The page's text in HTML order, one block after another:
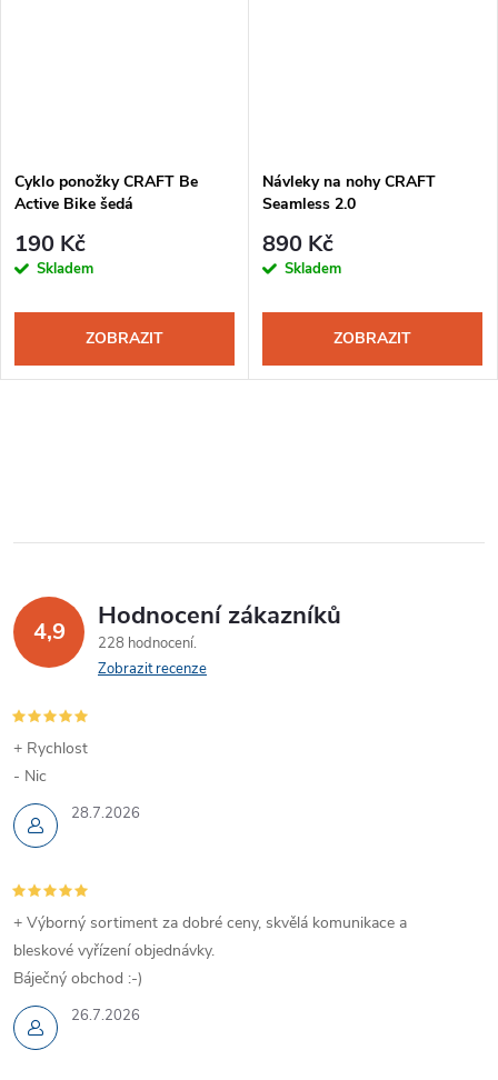
Cyklo ponožky CRAFT Be
Active Bike šedá
190 Kč
Skladem
ZOBRAZIT
Návleky na nohy CRAFT
Seamless 2.0
890 Kč
Skladem
ZOBRAZIT
4,9 Hodnocení zákazníků
228 hodnocení
Zobrazit recenze
28.7.2026
+ Rychlost
- Nic
26.7.2026
+ Výborný sortiment za dobré ceny, skvělá komunikace a
bleskové vyřízení objednávky.
Báječný obchod :-)